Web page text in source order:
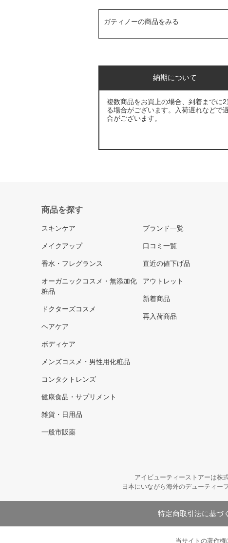
ガティノーの商品をみる
納期について
複数商品をお買上の場合、到着までに
る場合がございます。入荷遅れなどで
合がございます。
商品を探す
スキンケア
メイクアップ
香水・フレグランス
オーガニックコスメ・無添加化
粧品
ドクターズコスメ
ヘアケア
ボディケア
メンズコスメ・男性用化粧品
コンタクトレンズ
健康食品・サプリメント
雑貨・日用品
一般市販薬
ブランド一覧
口コミ一覧
直近の値下げ品
アウトレット
新着商品
再入荷商品
アイビューティーストアーは株
日本にいながら海外のデューティー
特定商取引法に基づ
当サイトの著作